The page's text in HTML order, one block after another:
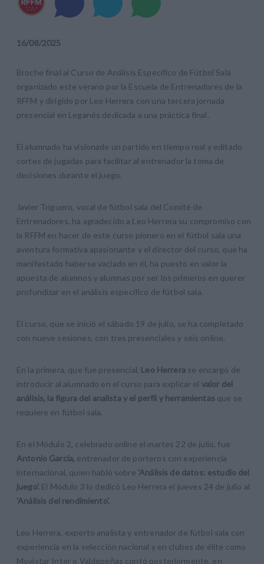
16/08/2025
Broche final al Curso de Análisis Específico de Fútbol Sala
organizado este verano por la Escuela de Entrenadores de la
RFFM y dirigido por Leo Herrera con una tercera jornada
presencial en Leganés dedicada a una práctica final.
El alumnado ha visionado un partido en tiempo real y editado
cortes de jugadas para facilitar al entrenador la toma de
decisiones durante el juego.
Javier Triguero, vocal de fútbol sala del Comité de
Entrenadores, ha agradecido a Leo Herrera su compromiso con
la RFFM en hacer de este curso pionero en el fútbol sala una
aventura formativa apasionante y el director del curso, que ha
manifestado haberse vaciado en él, ha puesto en valor la
apuesta de alumnos y alumnas por ser los primeros en querer
profundizar en el análisis específico de fútbol sala.
El curso, que se inició el sábado 19 de julio, se ha completado
con nueve sesiones, con tres presenciales y seis online.
En la primera, que fue presencial, Leo Herrera se encargó de
introducir al alumnado en el curso para explicar el valor del
análisis, la figura del analista y el perfil y herramientas que se
requiere en fútbol sala.
En el Módulo 2, celebrado online el martes 22 de julio, fue
Antonio García, entrenador de porteros con experiencia
internacional, quien habló sobre 'Análisis de datos: estudio del
juego'. El Módulo 3 lo dedicó Leo Herrera el jueves 24 de julio al
'Análisis del rendimiento'.
Leo Herrera, experto analista y entrenador de fútbol sala con
experiencia en la selección nacional y en clubes de élite como
Movistar Inter o Valdepeñas contó posteriormente, en